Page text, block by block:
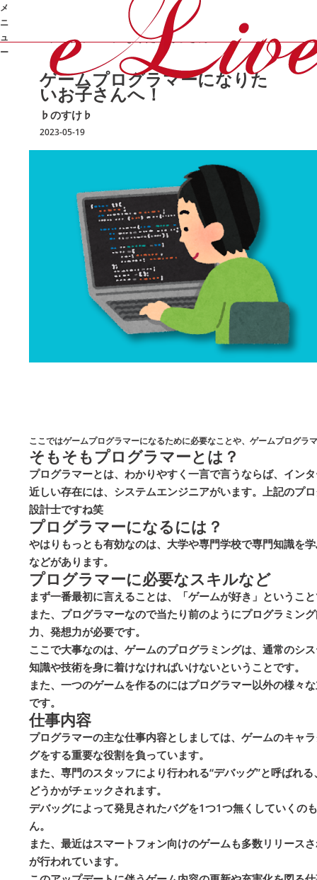
メ
ニ
ュ
ー
オンライン家庭教師e-Live 勉強コラム ♭のすけ♭
ームプログラマーに
なりたいお子さんへ！
ゲームプログラマーになりた
いお子さんへ！
♭のすけ♭
2023-05-19
ここではゲームプログラマーになるために必要なことや、ゲームプログラ
そもそもプログラマーとは？
プログラマーとは、わかりやすく一言で言うならば、イン
近しい存在には、システムエンジニアがいます。上記のプ
設計士ですね笑
プログラマーになるには？
やはりもっとも有効なのは、大学や専門学校で専門知識を
などがあります。
プログラマーに必要なスキルなど
まず一番最初に言えることは、「ゲームが好き」というこ
また、プログラマーなので当たり前のようにプログラミン
力、発想力が必要です。
ここで大事なのは、ゲームのプログラミングは、通常のシ
知識や技術を身に着けなければいけないということです。
また、一つのゲームを作るのにはプログラマー以外の様々
です。
仕事内容
プログラマーの主な仕事内容としましては、ゲームのキャ
グをする重要な役割を負っています。
また、専門のスタッフにより行われる“デバッグ”と呼ばれ
どうかがチェックされます。
デバッグによって発見されたバグを1つ1つ無くしていくの
ん。
また、最近はスマートフォン向けのゲームも多数リリース
が行われています。